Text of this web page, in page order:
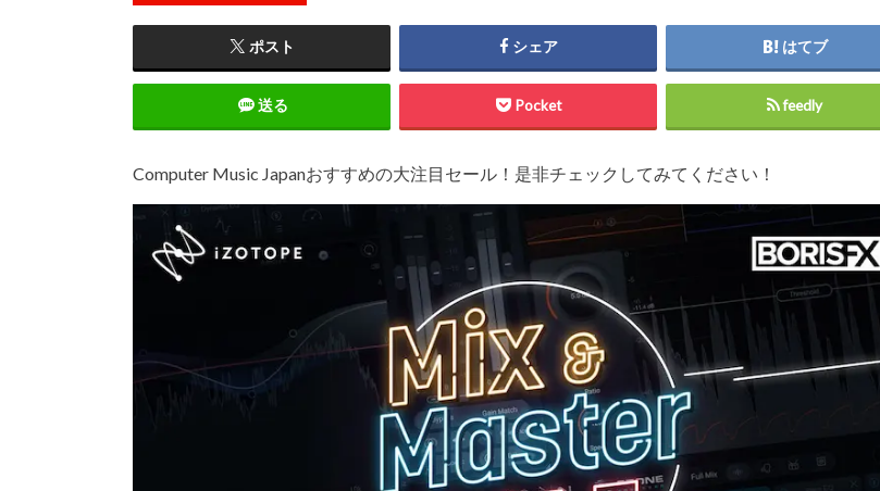
ポスト シェア はてブ
送る Pocket feedly
Computer Music Japanおすすめの大注目セール！是非チェックしてみてください！